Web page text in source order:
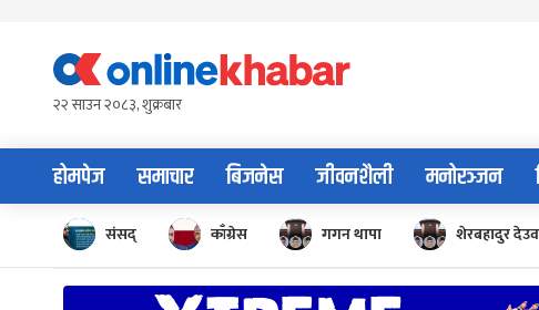
content२२ साउन २०८३, शुक्रबार
होमपेज समाचार बिजनेस जीवनशैली मनोरञ्जन
संसद् काँग्रेस गगन थापा शेरबहादुर